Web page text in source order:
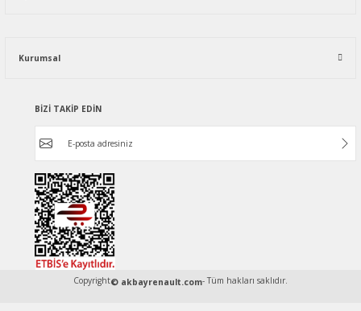
Kurumsal
BİZİ TAKİP EDİN
Copyright© akbayrenault.com- Tüm hakları saklıdır.